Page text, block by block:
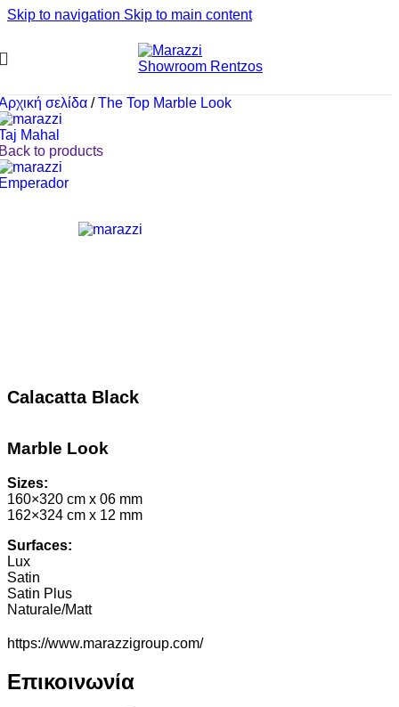
Skip to navigation Skip to main content
σελίδα / The Top Marble Look
Mahal
to products
Calacatta Black
Marble Look
Sizes:
160×320 cm x 06 mm
162×324 cm x 12 mm
Surfaces:
Lux
Satin
Satin Plus
Naturale/Matt
https://www.marazzigroup.com/
Επικοινωνία